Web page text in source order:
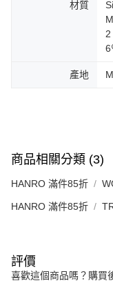
材質
6
產地
商品相關分類 (3)
HANRO 滿件85折
HANRO 滿件85折
評價
喜歡這個商品嗎？購買